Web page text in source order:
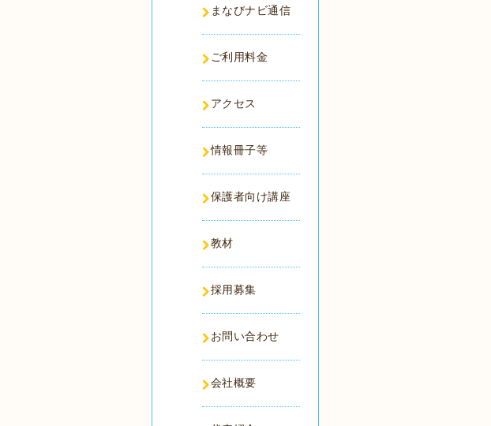
まなびナビ通信
ご利用料金
アクセス
情報冊子等
保護者向け講座
教材
採用募集
お問い合わせ
会社概要